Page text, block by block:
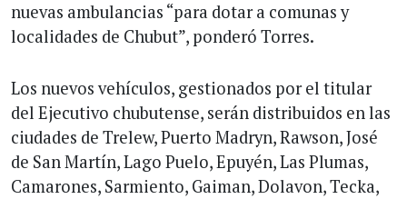
nuevas ambulancias “para dotar a comunas y
localidades de Chubut”, ponderó Torres.
Los nuevos vehículos, gestionados por el titular
del Ejecutivo chubutense, serán distribuidos en las
ciudades de Trelew, Puerto Madryn, Rawson, José
de San Martín, Lago Puelo, Epuyén, Las Plumas,
Camarones, Sarmiento, Gaiman, Dolavon, Tecka,